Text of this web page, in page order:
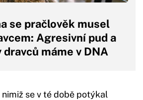
se pračlověk musel
Agresivní pud a
máme v DNA
se v té době potýkal